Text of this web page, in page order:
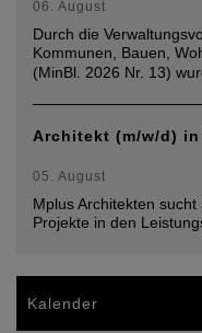
06. August
Durch die
Kommunen, Bauen,
(MinBl. 2026 Nr. 13)
Architekt (m/w/d)
05. August
Mplus Architekten
Projekte in den
Kalender